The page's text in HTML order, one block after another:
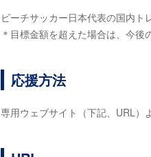
ビーチサッカー日本代表の国内ト
＊目標金額を超えた場合は、今
応援方法
専用ウェブサイト（下記、URL）